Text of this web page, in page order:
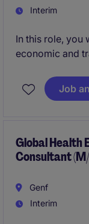
Interim
In this role, you
economic and
networking,
Job
Global Health
Consultant
Genf
Interim